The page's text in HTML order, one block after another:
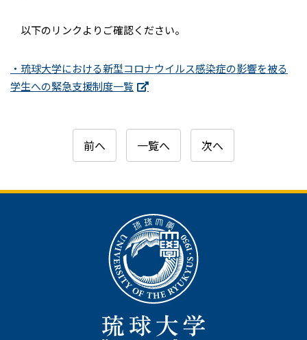
以下のリンクよりご確認ください。
・琉球大学における新型コロナウイルス感染症の影響を被る
学生への緊急支援制度一覧
前へ 一覧へ 次へ